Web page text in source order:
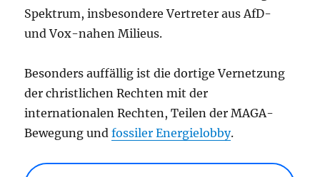
Spektrum, insbesondere Vertreter aus AfD-
und Vox-nahen Milieus.
Besonders auffällig ist die dortige Vernetzung
der christlichen Rechten mit der
internationalen Rechten, Teilen der MAGA-
Bewegung undfossiler Energielobby.